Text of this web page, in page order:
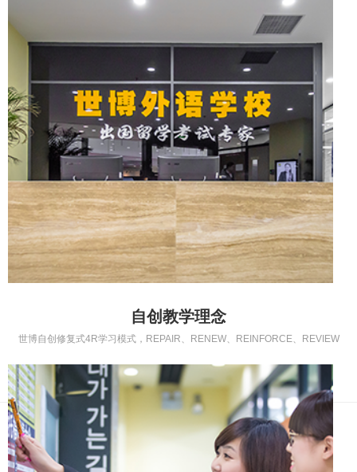
自创教学理念
世博自创修复式4R学习模式，REPAIR、RENEW、REINFORCE、REVIEW